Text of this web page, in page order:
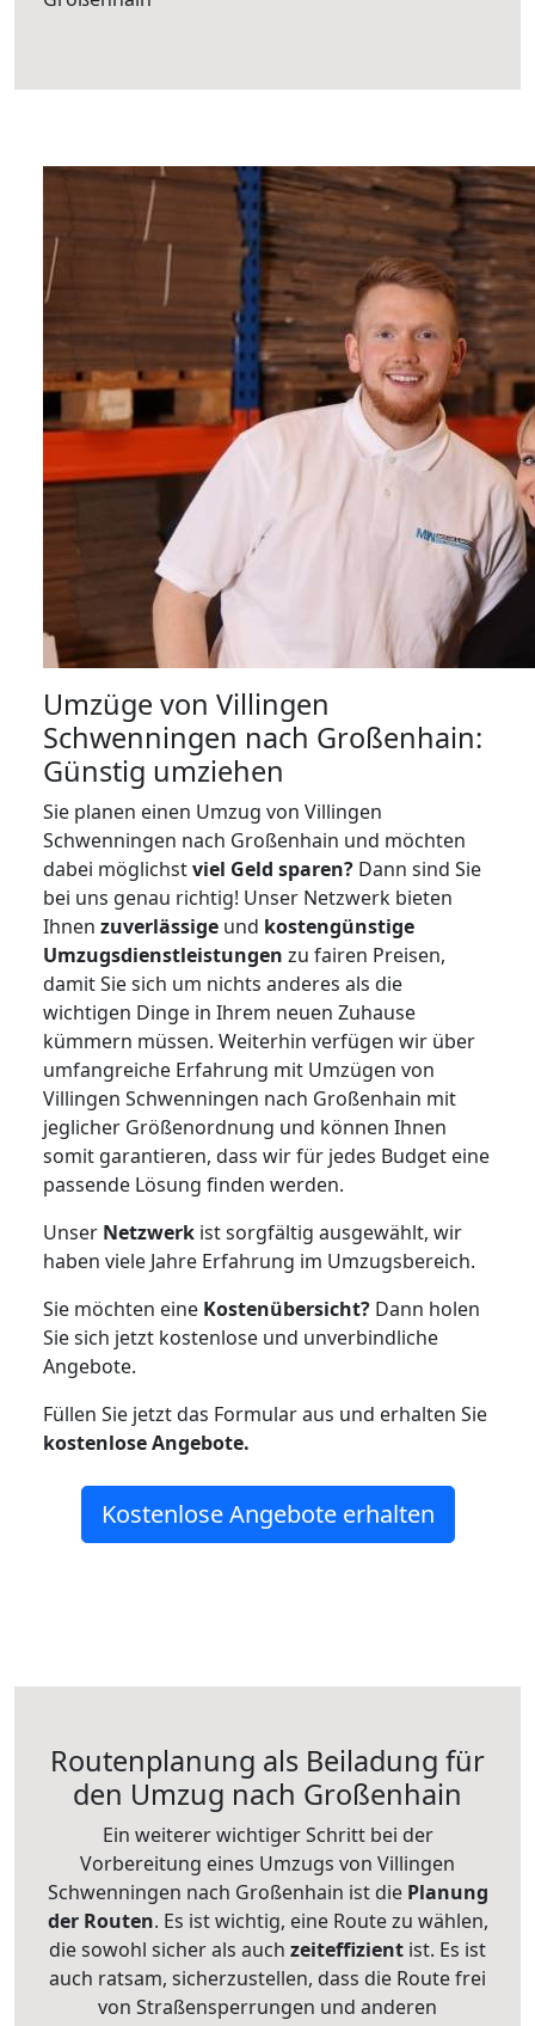
Umzüge von Villingen
Schwenningen nach Großenhain:
Günstig umziehen
Sie planen einen Umzug von Villingen
Schwenningen nach Großenhain und möchten
dabei möglichstviel Geld sparen? Dann sind Sie
bei uns genau richtig! Unser Netzwerk bieten
Ihnen zuverlässige und kostengünstige
Umzugsdienstleistungen zu fairen Preisen,
damit Sie sich um nichts anderes als die
wichtigen Dinge in Ihrem neuen Zuhause
kümmern müssen. Weiterhin verfügen wir über
umfangreiche Erfahrung mit Umzügen von
Villingen Schwenningen nach Großenhain mit
jeglicher Größenordnung und können Ihnen
somit garantieren, dass wir für jedes Budget eine
passende Lösung finden werden.
Unser Netzwerk ist sorgfältig ausgewählt, wir
haben viele Jahre Erfahrung im Umzugsbereich.
Sie möchten eine Kostenübersicht? Dann holen
Sie sich jetzt kostenlose und unverbindliche
Angebote.
Füllen Sie jetzt das Formular aus und erhalten Sie
kostenloseAngebote.
Kostenlose Angebote erhalten
Routenplanung als Beiladung für
den Umzug nach Großenhain
Ein weiterer wichtiger Schritt bei der
Vorbereitung eines Umzugs von Villingen
Schwenningen nach Großenhain ist diePlanung
der Routen. Es ist wichtig, eine Route zu wählen,
die sowohl sicher als auch zeiteffizient ist. Es ist
auch ratsam, sicherzustellen, dass die Route frei
von Straßensperrungen und anderen